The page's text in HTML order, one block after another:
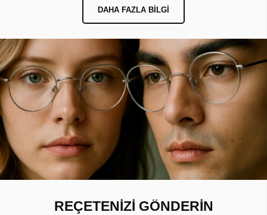
DAHA FAZLA BILGI
REÇETENİZİ GÖNDERİN